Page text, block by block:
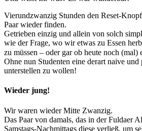
Vierundzwanzig Stunden den Reset-
Paar wieder finden.
Getrieben einzig und allein von solch
wie der Frage, wo wir etwas zu Essen
zu müssen – oder gar ob heute noch (mal)
Ohne nun Studenten eine derart naive
unterstellen zu wollen!
Wieder jung!
Wir waren wieder Mitte Zwanzig.
Das Paar von damals, das in der Fuldaer
Samstags-Nachmittags diese verließ, um